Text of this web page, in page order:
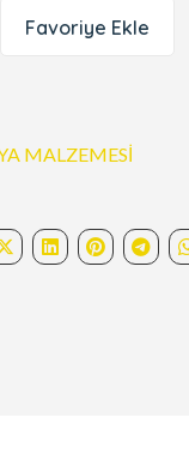
Favoriye Ekle
MALZEMESİ